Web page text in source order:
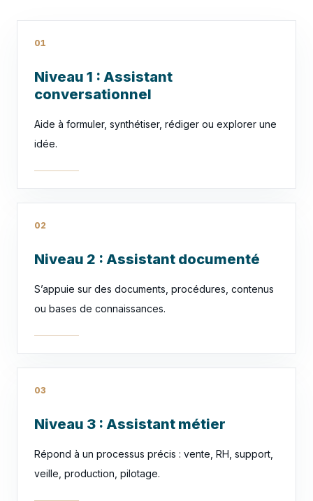
01
Niveau 1 : Assistant
conversationnel
Aide à formuler, synthétiser, rédiger ou explorer une
idée.
02
Niveau 2 : Assistant documenté
S’appuie sur des documents, procédures, contenus
ou bases de connaissances.
03
Niveau 3 : Assistant métier
Répond à un processus précis : vente, RH, support,
veille, production, pilotage.